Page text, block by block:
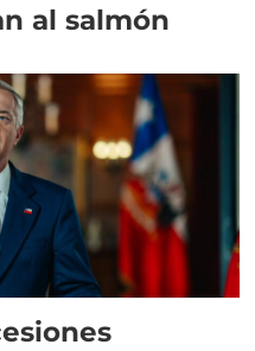
al salmón